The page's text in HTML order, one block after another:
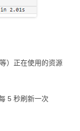
）正在使用的资源
5 秒刷新一次